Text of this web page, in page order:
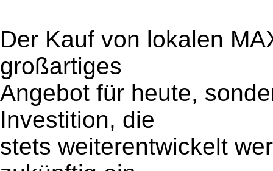
Der Kauf von lokalen
großartiges
Angebot für heute,
Investition, die
stets weiterentwickelt